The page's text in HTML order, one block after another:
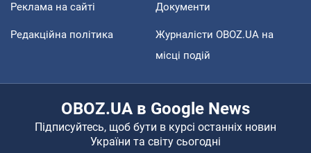
Реклама на сайті Документи
Редакційна політика
Журналісти OBOZ.UA на
місці подій
OBOZ.UA в Google News
Підписуйтесь, щоб бути в курсі останніх новин
України та світу сьогодні